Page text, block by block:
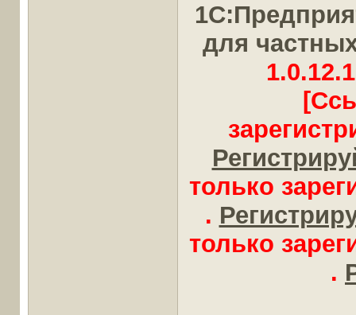
для
1.0.12.1
только
.
только
.